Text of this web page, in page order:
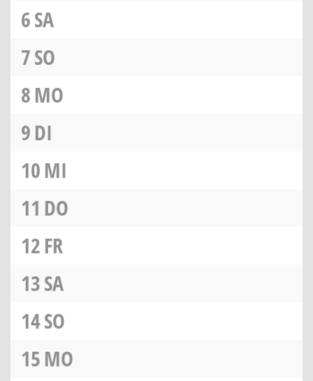
6SA
7SO
8MO
9DI
10MI
11 DO
12FR
13SA
14SO
15MO